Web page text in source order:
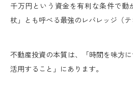
千万円という資金を有利な条件で動
杖」とも呼べる最強のレバレッジ（テ
不動産投資の本質は、「時間を味方
活用すること」にあります。